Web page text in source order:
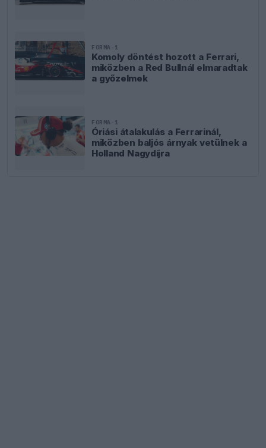
FORMA-1
Komoly döntést hozott a Ferrari,
miközben a Red Bullnál elmaradtak
a győzelmek
FORMA-1
Óriási átalakulás a Ferrarinál,
miközben baljós árnyak vetülnek a
Holland Nagydíjra